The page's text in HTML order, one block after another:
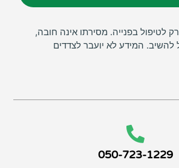
לטיפול בפנייה. מסירתו אינה חובה,
להשיב. המידע לא יועבר לצדדים
050-723-1229